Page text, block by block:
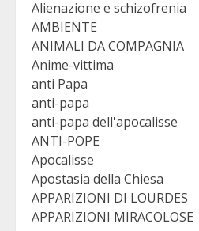
Alienazione e schizofrenia
AMBIENTE
ANIMALI DA COMPAGNIA
Anime-vittima
anti Papa
anti-papa
anti-papa dell'apocalisse
ANTI-POPE
Apocalisse
Apostasia della Chiesa
APPARIZIONI DI LOURDES
APPARIZIONI MIRACOLOSE